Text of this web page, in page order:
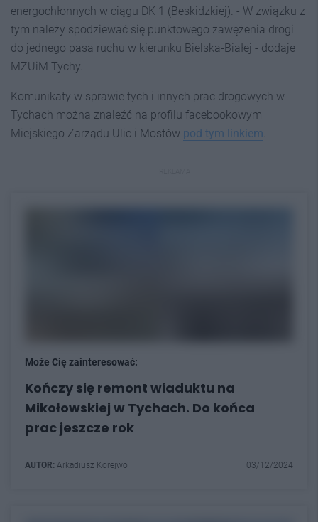
energochłonnych w ciągu DK 1 (Beskidzkiej). - W związku z
tym należy spodziewać się punktowego zawężenia drogi
do jednego pasa ruchu w kierunku Bielska-Białej - dodaje
MZUiM Tychy.
Komunikaty w sprawie tych i innych prac drogowych w
Tychach można znaleźć na profilu facebookowym
Miejskiego Zarządu Ulic i Mostów pod tym linkiem.
Może Cię zainteresować:
Kończy się remont wiaduktu na
Mikołowskiej w Tychach. Do końca
prac jeszcze rok
AUTOR: Arkadiusz Korejwo 03/12/2024